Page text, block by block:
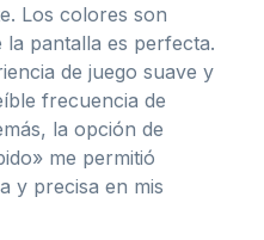
Los colores son
pantalla es perfecta.
de juego suave y
frecuencia de
la opción de
me permitió
y precisa en mis